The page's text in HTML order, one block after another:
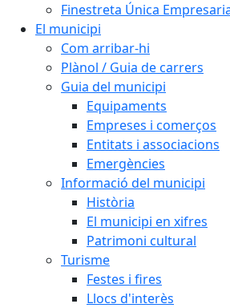
Finestreta Única
El municipi
Com arribar-hi
Plànol / Guia de carrers
Guia del municipi
Equipaments
Empreses i comerços
Entitats i associacions
Emergències
Informació del municipi
Història
El municipi en xifres
Patrimoni cultural
Turisme
Festes i fires
Llocs d'interès